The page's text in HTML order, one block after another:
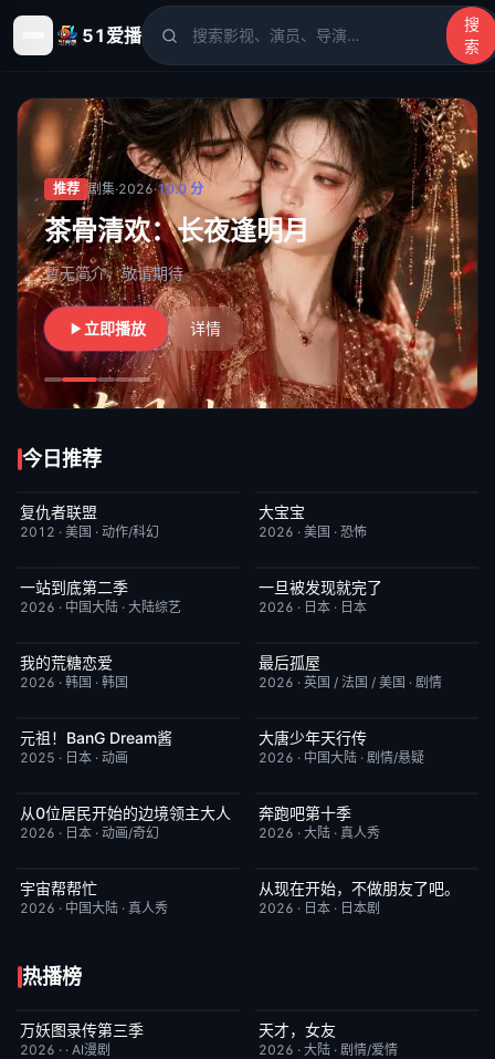
51爱播
搜
索
51爱播 - 电影、电视剧、动漫、综艺、短剧高清在线观看
推荐 剧集·2026·10.0 分
茶骨清欢：长夜逢明月
暂无简介，敬请期待
立即播放 详情
今日推荐
完结
复仇者联盟
2012 · 美国 · 动作/科幻
今日更新
大宝宝
2026 · 美国 · 恐怖
更新至第1期
一站到底第二季
2026 · 中国大陆 · 大陆综艺
更新至第01集
一旦被发现就完了
2026 · 日本 · 日本
已完结
我的荒糖恋爱
2026 · 韩国 · 韩国
HD中字
最后孤屋
2026 · 英国 / 法国 / 美国 · 剧情
更新至第44集
元祖！BanG Dream酱
2025 · 日本 · 动画
更新至第12集
大唐少年天行传
2026 · 中国大陆 · 剧情/悬疑
更新至第06集 1.0
从0位居民开始的边境领主大人
2026 · 日本 · 动画/奇幻
已完结
奔跑吧第十季
2026 · 大陆 · 真人秀
更新至第3期
宇宙帮帮忙
2026 · 中国大陆 · 真人秀
更新至第07集 5.0
从现在开始，不做朋友了吧。
2026 · 日本 · 日本剧
热播榜
完结
万妖图录传第三季
2026 · · AI漫剧
更新至第16集
天才，女友
2026 · 大陆 · 剧情/爱情